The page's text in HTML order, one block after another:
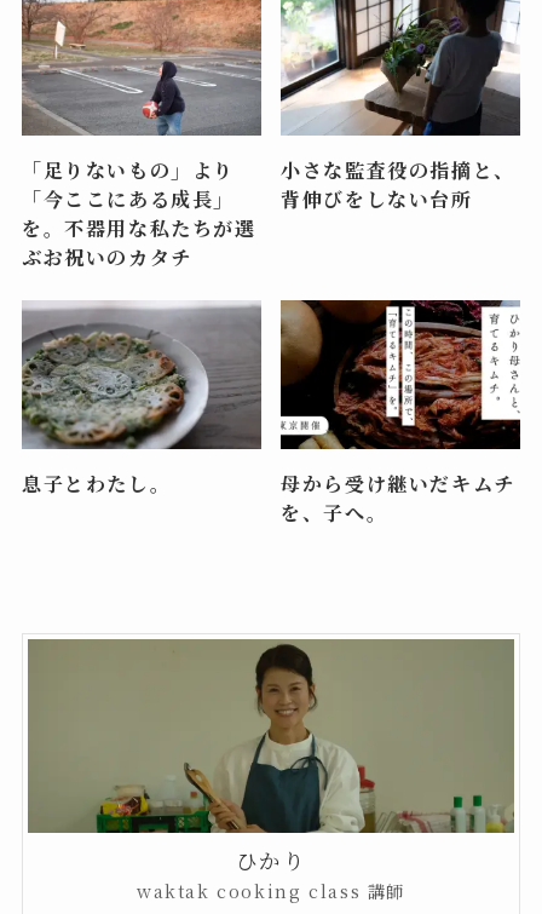
「足りないもの」より
「今ここにある成長」
を。不器用な私たちが選
ぶお祝いのカタチ
小さな監査役の指摘と、
背伸びをしない台所
息子とわたし。
母から受け継いだキムチ
を、子へ。
ひかり
waktak cooking class 講師